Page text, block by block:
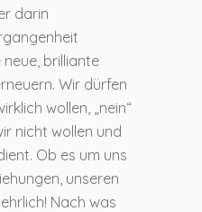
darin
neue, brilliante
Wir dürfen
wollen, „nein“
nicht wollen und
Ob es um uns
unseren
Nach was